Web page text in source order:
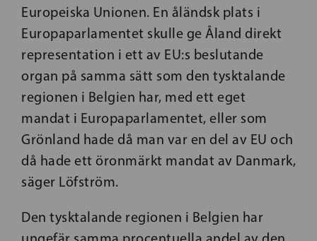
Europeiska Unionen. En åländsk plats i
Europaparlamentet skulle ge Åland direkt
representation i ett av EU:s beslutande
organ på samma sätt som den tysktalande
regionen i Belgien har, med ett eget
mandat i Europaparlamentet, eller som
Grönland hade då man var en del av EU och
då hade ett öronmärkt mandat av Danmark,
säger Löfström.
Den tysktalande regionen i Belgien har